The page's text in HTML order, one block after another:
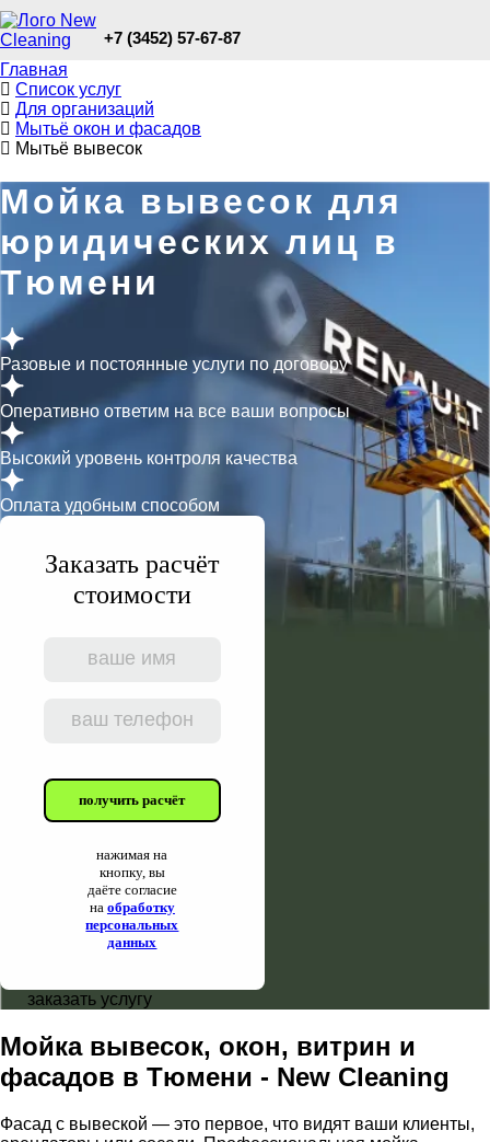
+7 (3452) 57-67-87
Главная
Список услуг
Для организаций
Мытьё окон и фасадов
Мытьё вывесок
Мойка вывесок для
юридических лиц в
Тюмени
Разовые и постоянные услуги по договору
Оперативно ответим на все ваши вопросы
Высокий уровень контроля качества
Оплата удобным способом
Заказать расчёт
стоимости
получить расчёт
нажимая на
кнопку, вы
даёте согласие
на обработку
персональных
данных
заказать услугу
Мойка вывесок, окон, витрин и
фасадов в Тюмени - New Cleaning
Фасад с вывеской — это первое, что видят ваши клиенты,